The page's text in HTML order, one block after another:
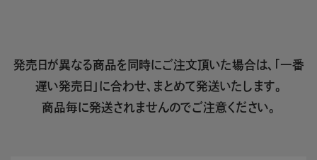
発売日が異なる商品を同時にご注文頂いた場合は、「一番
遅い発売日」に合わせ、まとめて発送いたします。
商品毎に発送されませんのでご注意ください。